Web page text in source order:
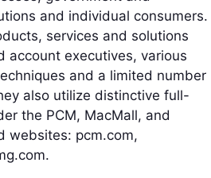
and individual consumers.
services and solutions
account executives, various
and a limited number
also utilize distinctive full-
the PCM, MacMall, and
websites: pcm.com,